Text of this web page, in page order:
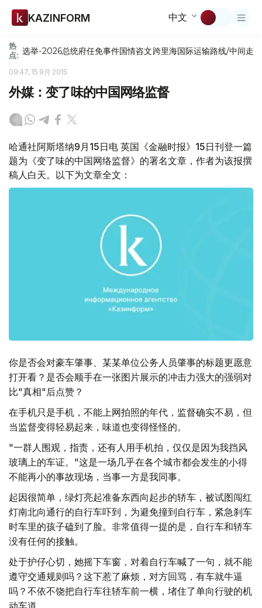
KAZINFORM 中文
热
点: 选举-2026总统府任免事件国情咨文跨里海国际运输路线/中间走廊
09:47, 15 9月 2015
外媒：变了味的中国网络监督
哈通社阿斯塔纳9月15日电 英国《金融时报》15日刊登一篇
题为《变了味的中国网络监督》的署名文章，作者为该报撰
稿人白天。以下为文章全文：
你是否会对豪车肇事、某某单位公务人员肇事的标题更愿意
打开看？是否会顺手在一张图片展示的冲击力强大的强弱对
比"真相"后点赞？
在手机只是手机，不能上网拍照的年代，监督确实不易，但
当监督变得轻易起来，味道也变得怪怪的。
"一群人围观，指责，还有人用手机拍，仅仅是因为我挡风
玻璃上的车证。"这是一场几乎在各个城市都会发生的小得
不能再小的事故现场，当事一方是我同事。
起因很简单，绿灯亮起准备东西向起步的轿车，被试图闯红
灯南北向通行的自行车吓到，为避免撞到自行车，紧急刹车
时车里的孩子磕到了脸。非常值得一提的是，自行车和轿车
没有任何的接触。
处于护仔心切，她摇下车窗，对着自行车喊了一句，就不能
遵守交通规则吗？这下惹了麻烦，对方回骂，有车就牛逼
吗？不依不饶把自行车往轿车前一横，堵住了单向行驶的机